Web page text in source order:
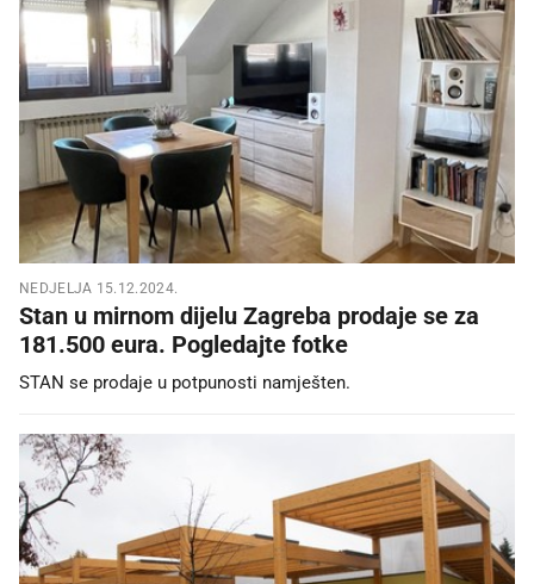
NEDJELJA 15.12.2024.
Stan u mirnom dijelu Zagreba prodaje se za
181.500 eura. Pogledajte fotke
STAN se prodaje u potpunosti namješten.